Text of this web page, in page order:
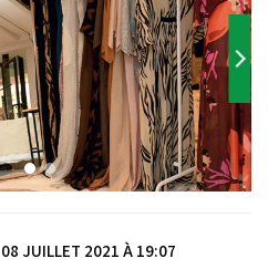
08 JUILLET 2021 À 19:07